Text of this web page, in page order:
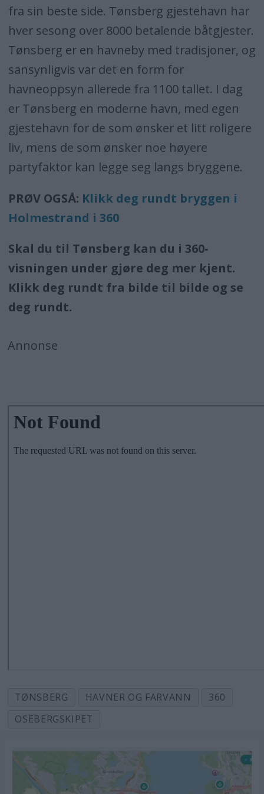
fra sin beste side. Tønsberg gjestehavn har
hver sesong over 8000 betalende båtgjester.
Tønsberg er en havneby med tradisjoner, og
sansynligvis var det en form for
havneoppsyn allerede fra 1100 tallet. I dag
er Tønsberg en moderne havn, med egen
gjestehavn for de som ønsker et litt roligere
liv, mens de som ønsker noe høyere
partyfaktor kan legge seg langs bryggene.
PRØV OGSÅ: Klikk deg rundt bryggen i
Holmestrand i 360
Skal du til Tønsberg kan du i 360-
visningen under gjøre deg mer kjent.
Klikk deg rundt fra bilde til bilde og se
deg rundt.
Annonse
TØNSBERG HAVNER OG FARVANN
360
OSEBERGSKIPET